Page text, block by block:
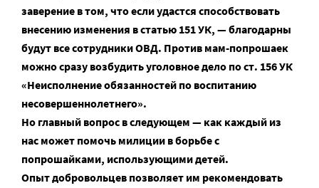
заверение в том, что если удастся способствовать
внесению изменения в статью 151 УК, — благодарны
будут все сотрудники ОВД. Против мам-попрошаек
можно сразу возбудить уголовное дело по ст. 156 УК
«Неисполнение обязанностей по воспитанию
несовершеннолетнего».
Но главный вопрос в следующем — как каждый из
нас может помочь милиции в борьбе с
попрошайками, использующими детей.
Опыт добровольцев позволяет им рекомендовать